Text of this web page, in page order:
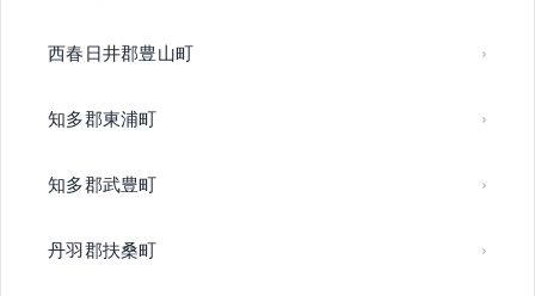
西春日井郡豊山町
知多郡東浦町
知多郡武豊町
丹羽郡扶桑町